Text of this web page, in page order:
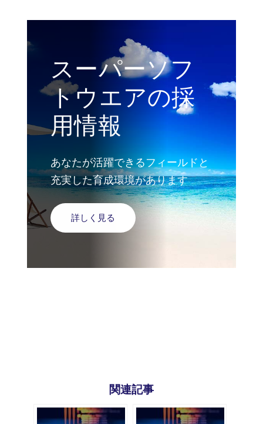
スーパーソフ
トウエアの採
用情報
あなたが活躍できるフィールドと
充実した育成環境があります
詳しく見る
関連記事